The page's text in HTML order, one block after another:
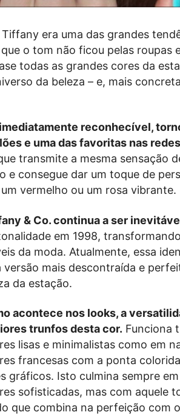
era uma das grandes
o tom não ficou pelas roupas
todas as grandes cores da
da beleza – e, mais
reconhecível,
e uma das favoritas nas
transmite a mesma sensação
e consegue dar um toque de
vermelho ou um rosa vibrante.
& Co.continua a ser
em 1998,
da moda. Atualmente, essa
mais descontraída e
da estação.
acontece nos looks, a
trunfos desta cor. Funciona
lisas e minimalistas como em
francesas com a ponta
gráficos. Isto culmina sempre em
sofisticadas, mas com aquele
que combina na perfeição com